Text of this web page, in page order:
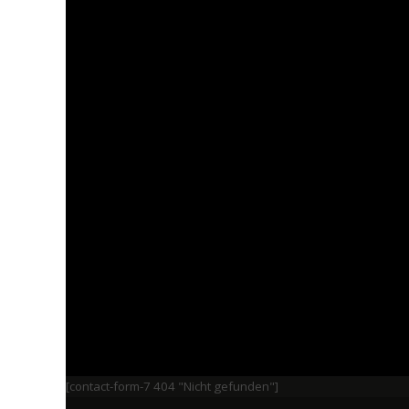
[contact-form-7 404 "Nicht gefunden"]